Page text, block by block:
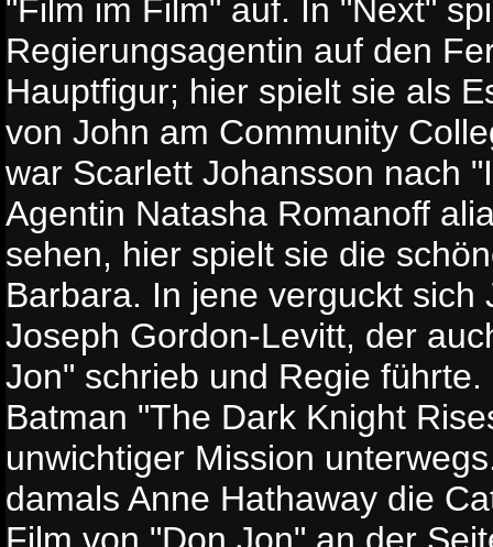
"Film im Film" auf. In "Next"
Regierungsagentin auf den
Hauptfigur; hier spielt sie als
von John am Community
war Scarlett Johansson nach
Agentin Natasha Romanoff
sehen, hier spielt sie die
Barbara. In jene verguckt
Joseph Gordon-Levitt, der
Jon" schrieb und Regie
Batman "The Dark Knight
unwichtiger Mission
damals Anne Hathaway die